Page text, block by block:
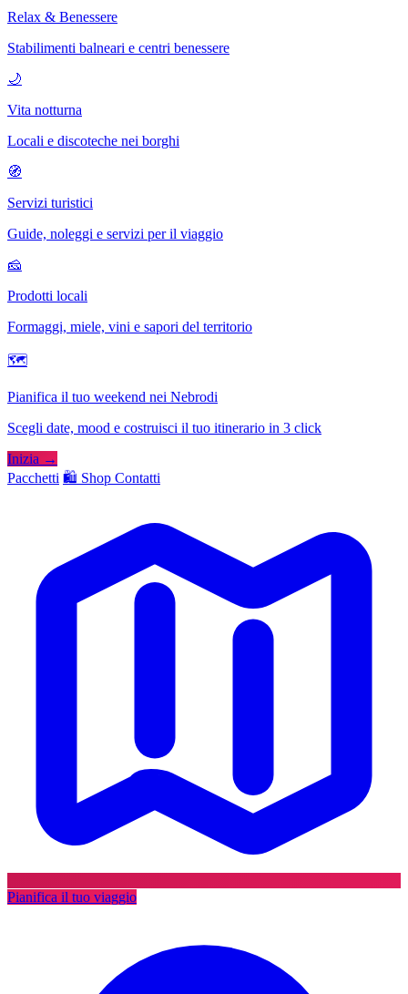
Relax & Benessere
Stabilimenti balneari e centri benessere
🌙
Vita notturna
Locali e discoteche nei borghi
🧭
Servizi turistici
Guide, noleggi e servizi per il viaggio
🧀
Prodotti locali
Formaggi, miele, vini e sapori del territorio
🗺
Pianifica il tuo weekend nei Nebrodi
Scegli date, mood e costruisci il tuo itinerario in 3 click
Inizia →
Pacchetti 🛍️ Shop Contatti
Pianifica il tuo viaggio